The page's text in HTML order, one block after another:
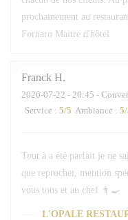
prochainement au
Fornaro Maitre d'hôtel
Franck H
2026-07-22 - 20:45 -
Service : 5/5 Ambiance : 5
Tout à a été parfait je ne
que reprocher, mention
vous tous et au chef 👨‍🍳
L'OPALE